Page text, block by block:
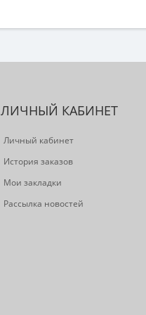
ЛИЧНЫЙ КАБИНЕТ
Личный кабинет
История заказов
Мои закладки
Рассылка новостей